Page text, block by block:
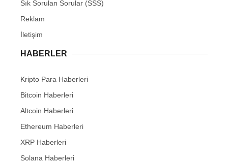
Sık Sorulan Sorular (SSS)
Reklam
İletişim
HABERLER
Kripto Para Haberleri
Bitcoin Haberleri
Altcoin Haberleri
Ethereum Haberleri
XRP Haberleri
Solana Haberleri